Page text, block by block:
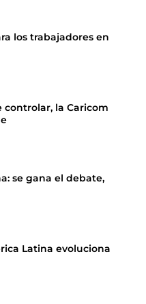
los trabajadores en
la Caricom
se gana el debate,
Latina evoluciona